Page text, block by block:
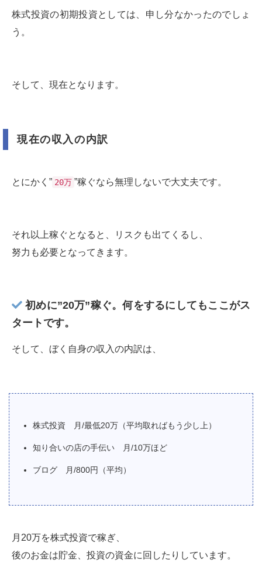
株式投資の初期投資としては、申し分なかったのでしょ
う。
そして、現在となります。
現在の収入の内訳
とにかく” 20万 ”稼ぐなら無理しないで大丈夫です。
それ以上稼ぐとなると、リスクも出てくるし、
努力も必要となってきます。
初めに”20万”稼ぐ。何をするにしてもここがス
タートです。
そして、ぼく自身の収入の内訳は、
株式投資 月/最低20万（平均取ればもう少し上）
知り合いの店の手伝い 月/10万ほど
ブログ 月/800円（平均）
月20万を株式投資で稼ぎ、
後のお金は貯金、投資の資金に回したりしています。